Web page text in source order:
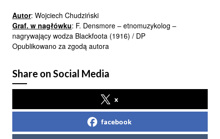
Autor: Wojciech Chudziński
Graf. w nagłówku: F. Densmore – etnomuzykolog –
nagrywający wodza Blackfoota (1916) / DP
Opublikowano za zgodą autora
Share on Social Media
x
facebook